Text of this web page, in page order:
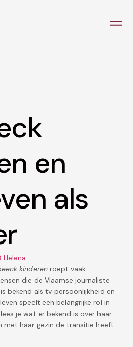
en
als
Helena
kinderen roept vaak
die de Vlaamse journaliste
bekend als tv‑persoonlijkheid en
speelt een belangrijke rol in
je wat er bekend is over haar
met haar gezin de transitie heeft